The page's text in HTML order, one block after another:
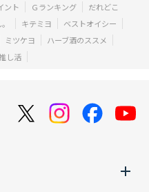
ント Ｇランキング
だれどこ
キテミヨ
ベストオイシー
ミツケヨ
ハーブ酒のススメ
し活